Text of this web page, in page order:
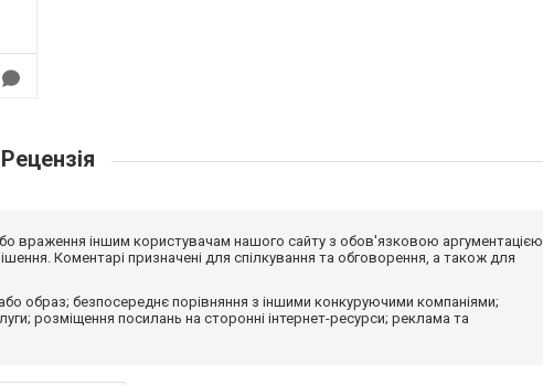
Рецензія
враження іншим користувачам нашого сайту з обов'язковою аргументацією
Коментарі призначені для спілкування та обговорення, а також для
образ; безпосереднє порівняння з іншими конкуруючими компаніями;
розміщення посилань на сторонні інтернет-ресурси; реклама та